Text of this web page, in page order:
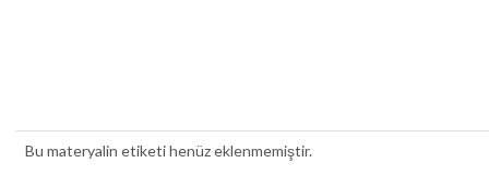
Bu materyalin etiketi henüz eklenmemiştir.